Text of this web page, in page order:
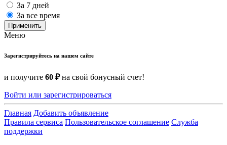
За 7 дней
За все время
Применить
Меню
Зарегистрируйтесь на нашем сайте
и получите 60 ₽на свой бонусный счет!
Войти или зарегистрироваться
Главная Добавить объявление
Правила сервиса Пользовательское соглашение Служба
поддержки